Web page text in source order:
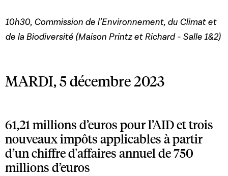
10h30, Commission de l’Environnement, du Climat et
de la Biodiversité (Maison Printz et Richard - Salle 1&2)
MARDI, 5 décembre 2023
61,21 millions d’euros pour l’AID et trois
nouveaux impôts applicables à partir
d’un chiffre d'affaires annuel de 750
millions d’euros